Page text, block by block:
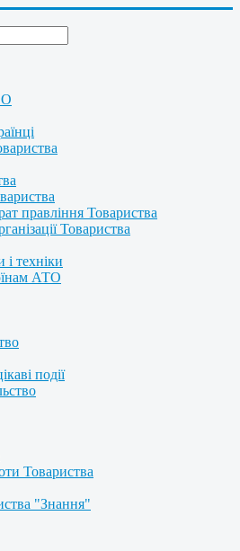
правління Товариства
Товариства
техніки
АТО
події
Товариства
"Знання"